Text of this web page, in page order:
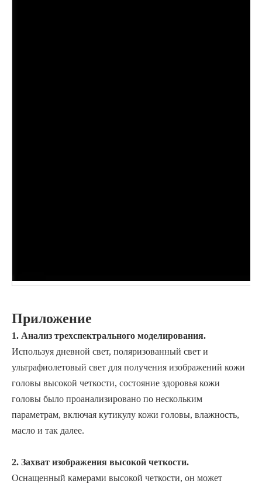
Приложение
1. Анализ трехспектрального моделирования.
Используя дневной свет, поляризованный свет и
ультрафиолетовый свет для получения изображений кожи
головы высокой четкости, состояние здоровья кожи
головы было проанализировано по нескольким
параметрам, включая кутикулу кожи головы, влажность,
масло и так далее.
2. Захват изображения высокой четкости.
Оснащенный камерами высокой четкости, он может